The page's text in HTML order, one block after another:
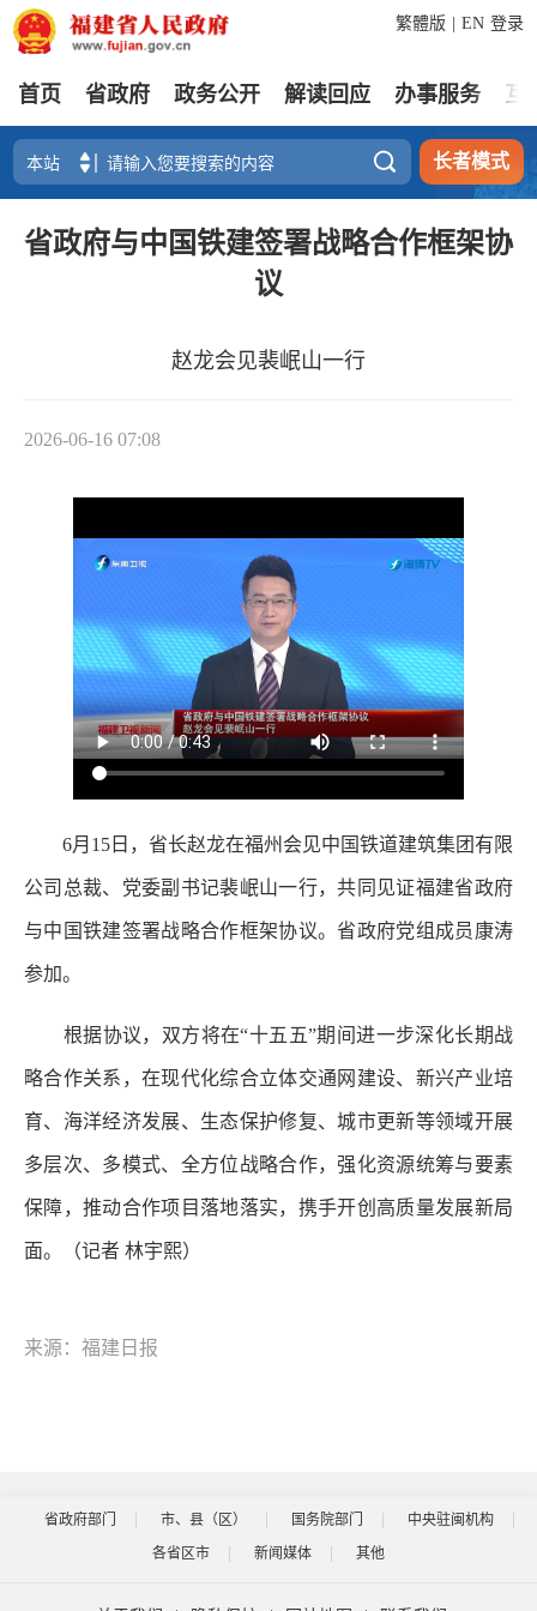
登录
繁體版 EN
首页 省政府 政务公开 解读回应 办事服务 互
 长者模式
省政府与中国铁建签署战略合作框架协
议
赵龙会见裴岷山一行
2026-06-16 07:08
6月15日，省长赵龙在福州会见中国铁道建筑集团有限
公司总裁、党委副书记裴岷山一行，共同见证福建省政府
与中国铁建签署战略合作框架协议。省政府党组成员康涛
参加。
根据协议，双方将在“十五五”期间进一步深化长期战
略合作关系，在现代化综合立体交通网建设、新兴产业培
育、海洋经济发展、生态保护修复、城市更新等领域开展
多层次、多模式、全方位战略合作，强化资源统筹与要素
保障，推动合作项目落地落实，携手开创高质量发展新局
面。（记者 林宇熙）
来源：福建日报
省政府部门 市、县（区） 国务院部门
中央驻闽机构
各省区市
新闻媒体 其他